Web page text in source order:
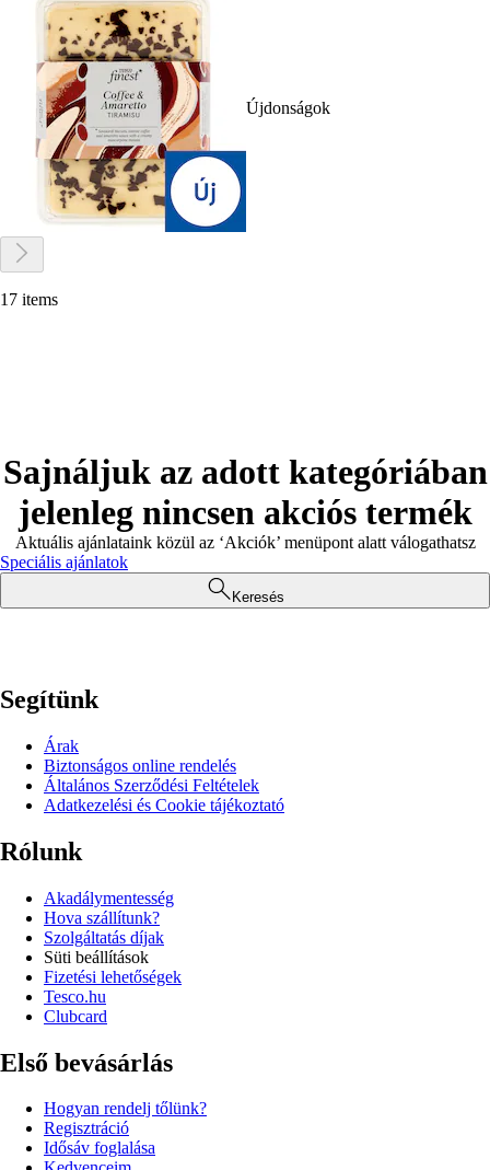
Újdonságok
17 items
Sajnáljuk az adott kategóriában
jelenleg nincsen akciós termék
Aktuális ajánlataink közül az ‘Akciók’ menüpont alatt válogathatsz
Speciális ajánlatok
Keresés
Segítünk
Árak
Biztonságos online rendelés
Általános Szerződési Feltételek
Adatkezelési és Cookie tájékoztató
Rólunk
Akadálymentesség
Hova szállítunk?
Szolgáltatás díjak
Süti beállítások
Fizetési lehetőségek
Tesco.hu
Clubcard
Első bevásárlás
Hogyan rendelj tőlünk?
Regisztráció
Idősáv foglalása